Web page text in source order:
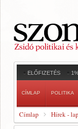
ELŐFIZETÉS
CÍMLAP POLITIKA
Címlap Hírek -